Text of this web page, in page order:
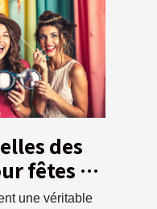
des
fêtes et
une véritable